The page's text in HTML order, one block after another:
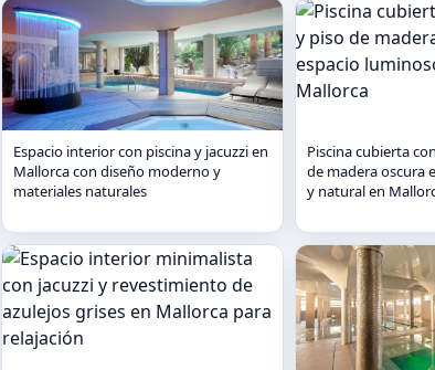
Espacio interior con piscina y jacuzzi en
Mallorca con diseño moderno y
materiales naturales
Piscina cubierta
de madera oscura
y natural en